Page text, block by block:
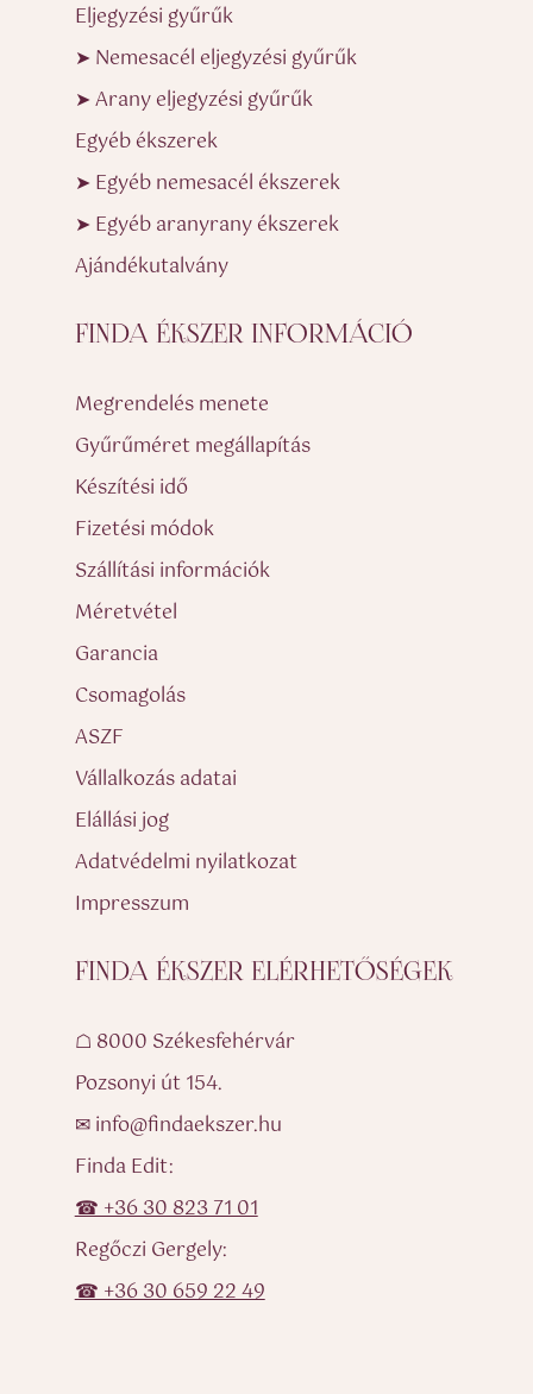
Eljegyzési gyűrűk
➤ Nemesacél eljegyzési gyűrűk
➤ Arany eljegyzési gyűrűk
Egyéb ékszerek
➤ Egyéb nemesacél ékszerek
➤ Egyéb aranyrany ékszerek
Ajándékutalvány
FINDA ÉKSZER INFORMÁCIÓ
Megrendelés menete
Gyűrűméret megállapítás
Készítési idő
Fizetési módok
Szállítási információk
Méretvétel
Garancia
Csomagolás
ASZF
Vállalkozás adatai
Elállási jog
Adatvédelmi nyilatkozat
Impresszum
FINDA ÉKSZER ELÉRHETŐSÉGEK
☖ 8000 Székesfehérvár
Pozsonyi út 154.
✉ info@findaekszer.hu
Finda Edit:
☎ +36 30 823 71 01
Regőczi Gergely:
☎ +36 30 659 22 49